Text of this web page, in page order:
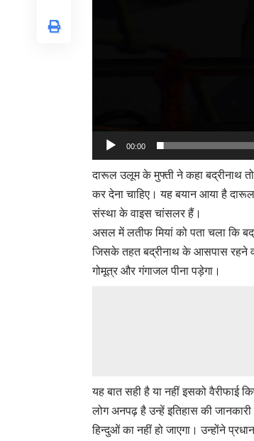
00:00
दारूल उलूम के मुफ्ती ने कहा बद्रीनाथ
कर देना चाहिए। यह बयान आया है
संस्था के वाइस चांसलर हैं।
असल में लतीफ मियां को पता चला कि
जिसके तहत बद्रीनाथ के आसपास रहने
गोमूत्र और गंगाजल पीना पड़ेगा।
यह बात सही है या नहीं इसको वैरीफाई
लोग अनपढ़ है उन्हें इतिहास की
हिन्दुओं का नहीं हो जाएगा। उन्होंने